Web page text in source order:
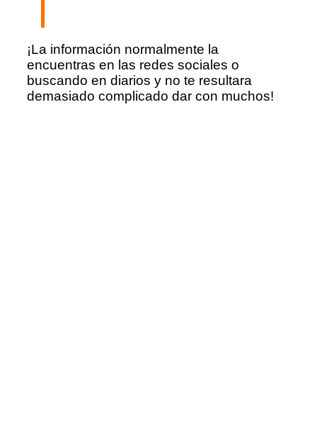
¡La información normalmente la
encuentras en las redes sociales o
buscando en diarios y no te resultara
demasiado complicado dar con muchos!